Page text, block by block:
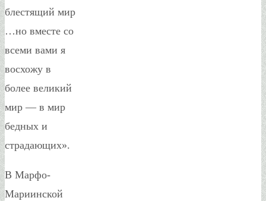
блестящий мир
…но вместе со
всеми вами я
восхожу в
более великий
мир — в мир
бедных и
страдающих».
В Марфо-
Мариинской